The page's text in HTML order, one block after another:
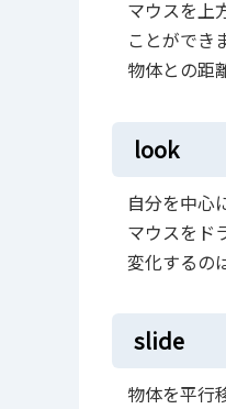
マウスを上
ことができ
物体との距
look
自分を中心
マウスをド
変化するの
slide
物体を平行